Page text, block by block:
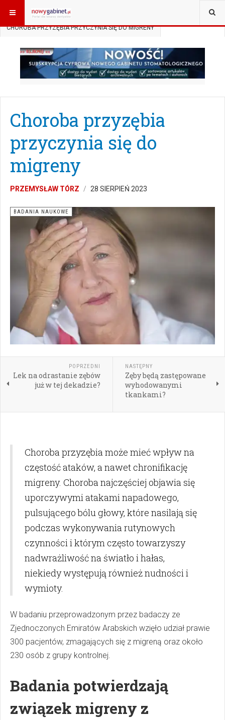
JESTEŚ TUTAJ: START
CHOROBA PRZYZĘBIA PRZYCZYNIA SIĘ DO MIGRENY
Choroba przyzębia
przyczynia się do
migreny
PRZEMYSŁAW TÓRZ 28 SIERPIEŃ 2023
BADANIA NAUKOWE
POPRZEDNI
Lek na odrastanie zębów
już w tej dekadzie?
NASTĘPNY
Zęby będą zastępowane
wyhodowanymi
tkankami?
Choroba przyzębia może mieć wpływ na
częstość ataków, a nawet chronifikację
migreny. Choroba najczęściej objawia się
uporczywymi atakami napadowego,
pulsującego bólu głowy, które nasilają się
podczas wykonywania rutynowych
czynności i którym często towarzyszy
nadwrażliwość na światło i hałas,
niekiedy występują również nudności i
wymioty.
W badaniu przeprowadzonym przez badaczy ze
Zjednoczonych Emiratów Arabskich wzięło udział prawie
300 pacjentów, zmagających się z migreną oraz około
230 osób z grupy kontrolnej.
Badania potwierdzają
związek migreny z